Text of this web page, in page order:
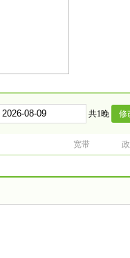
共1晚
宽带